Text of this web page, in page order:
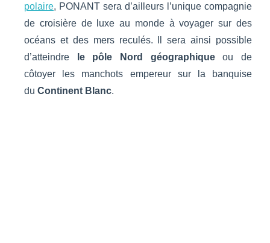
polaire, PONANT sera d’ailleurs l’unique compagnie
de croisière de luxe au monde à voyager sur des
océans et des mers reculés. Il sera ainsi possible
d’atteindre
le pôle Nord géographique
ou de
côtoyer les manchots empereur sur la banquise
du Continent Blanc.